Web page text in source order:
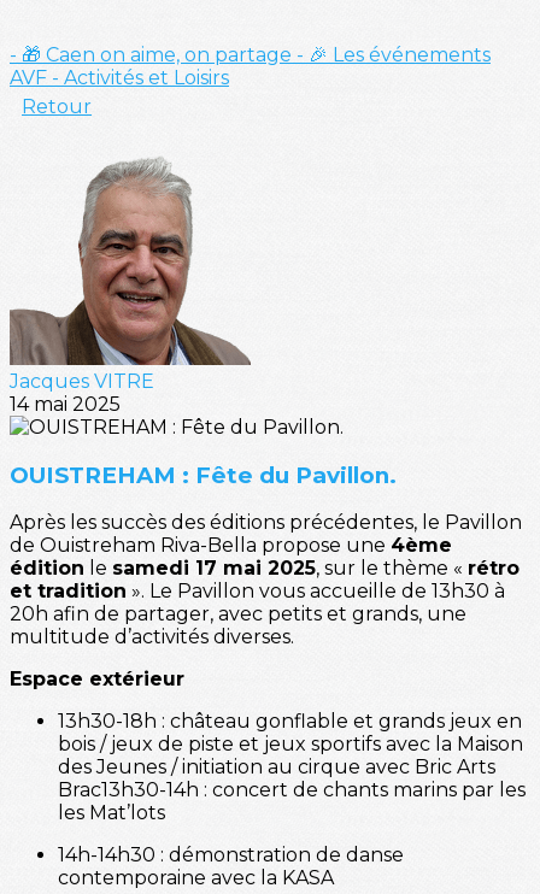
- 🎁 Caen on aime, on partage - 🎉 Les événements
AVF - Activités et Loisirs
Retour
Jacques VITRE
14 mai 2025
OUISTREHAM : Fête du Pavillon.
Après les succès des éditions précédentes, le Pavillon
de Ouistreham Riva-Bella propose une 4ème
édition le samedi 17 mai 2025, sur le thème « rétro
et tradition ». Le Pavillon vous accueille de 13h30 à
20h afin de partager, avec petits et grands, une
multitude d’activités diverses.
Espace extérieur
13h30-18h : château gonflable et grands jeux en
bois / jeux de piste et jeux sportifs avec la Maison
des Jeunes / initiation au cirque avec Bric Arts
Brac13h30-14h : concert de chants marins par les
les Mat’lots
14h-14h30 : démonstration de danse
contemporaine avec la KASA